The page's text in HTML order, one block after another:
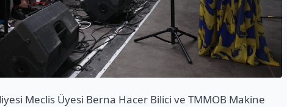
Meclis Üyesi Berna Hacer Bilici ve TMMOB Makine